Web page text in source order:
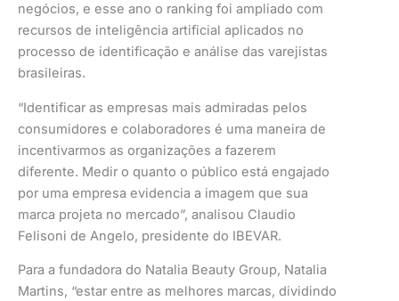
negócios, e esse ano o ranking foi ampliado com
recursos de inteligência artificial aplicados no
processo de identificação e análise das varejistas
brasileiras.
“Identificar as empresas mais admiradas pelos
consumidores e colaboradores é uma maneira de
incentivarmos as organizações a fazerem
diferente. Medir o quanto o público está engajado
por uma empresa evidencia a imagem que sua
marca projeta no mercado”, analisou Claudio
Felisoni de Angelo, presidente do IBEVAR.
Para a fundadora do Natalia Beauty Group, Natalia
Martins, “estar entre as melhores marcas, dividindo